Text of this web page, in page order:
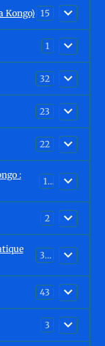
Kongo) 15
1
32
23
22
:
15
2
30
43
3